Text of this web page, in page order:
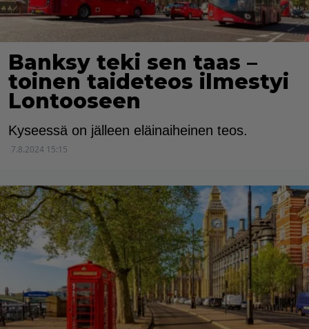
Banksy teki sen taas –
toinen taideteos ilmestyi
Lontooseen
Kyseessä on jälleen eläinaiheinen teos.
7.8.2024 15:15